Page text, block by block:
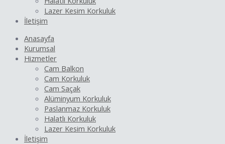
Lazer Kesim Korkuluk
İletişim
Anasayfa
Kurumsal
Hizmetler
Cam Balkon
Cam Korkuluk
Cam Saçak
Alüminyum Korkuluk
Paslanmaz Korkuluk
Halatlı Korkuluk
Lazer Kesim Korkuluk
İletişim